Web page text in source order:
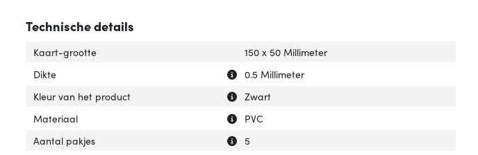
Technische details
Kaart-grootte
150 x 50 Millimeter
Uitleg over 'Dikte'
Verberg uitleg over 'Dikte'
Dikte
0.5 Millimeter
Uitleg over 'Kleur van het product'
Verberg uitleg over 'Kleur van het product'
Kleur van het product
Zwart
Uitleg over 'Materiaal'
Verberg uitleg over 'Materiaal'
Materiaal
PVC
Uitleg over 'Aantal pakjes'
Verberg uitleg over 'Aantal pakjes'
Aantal pakjes
5